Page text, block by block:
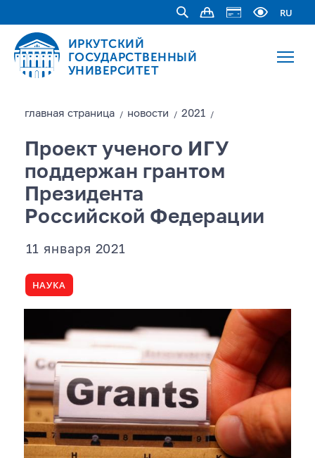
RU
ИРКУТСКИЙ
ГОСУДАРСТВЕННЫЙ
УНИВЕРСИТЕТ
главная страницa / новости / 2021 /
Проект ученого ИГУ
поддержан грантом
Президента
Российской Федерации
11 января 2021
НАУКА